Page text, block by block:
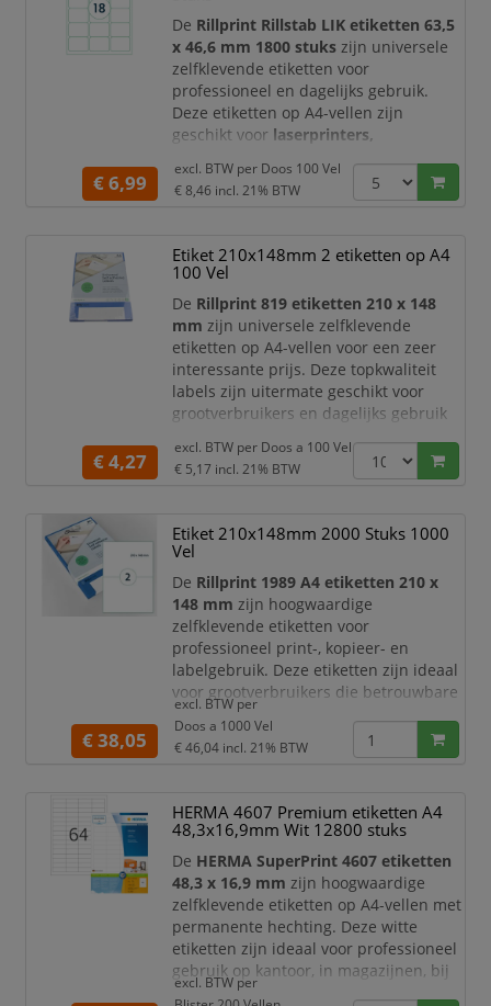
indeling zorgt voor een efficiënte
benutting van het
De Rillprint Rillstab LIK etiketten 63,5
x 46,6 mm 1800 stuks zijn universele
zelfklevende etiketten voor
professioneel en dagelijks gebruik.
Deze etiketten op A4-vellen zijn
geschikt voor laserprinters,
multifunctionele printers, waardoor u
eenvoudig duidelijke labels kunt
toepassingen.
Dankzij het praktische formaat van
x 46,6 mmzijn deze etiketten ideaal
voor adr
€ 6,99
excl. BTW per Doos 100 Vel
€ 8,46 incl. 21% BTW
Etiket 210x148mm 2 etiketten op A4
100 Vel
De Rillprint 819 etiketten 210 x 148
mm zijn universele zelfklevende
etiketten op A4-vellen voor een zeer
interessante prijs. Deze topkwaliteit
labels zijn uitermate geschikt voor
grootverbruikers en dagelijks gebruik
en commerciële labeltoepassingen.
verzendinformatie, productgegevens,
barcodes, inventarisnummers, farmace
€ 4,27
excl. BTW per Doos a 100 Vel
€ 5,17 incl. 21% BTW
Etiket 210x148mm 2000 Stuks 1000
Vel
De Rillprint 1989 A4 etiketten 210 x
148 mm zijn hoogwaardige
zelfklevende etiketten voor
professioneel print-, kopieer- en
labelgebruik. Deze etiketten zijn ideaal
voor grootverbruikers die betrouwbare
labels nodig hebben voor verzending,
productinformatie, inventaris,
archivering, magazijnbeheer en
De etiketten zijn gegarandeerd
geschikt voorinkjetprinters,
laserprinters en kopieerapparaten.
Daarnaast
€ 38,05
excl. BTW per
Doos a 1000 Vel
€ 46,04 incl. 21% BTW
HERMA 4607 Premium etiketten A4
48,3x16,9mm Wit 12800 stuks
De HERMA SuperPrint 4607 etiketten
48,3 x 16,9 mm zijn hoogwaardige
zelfklevende etiketten op A4-vellen met
permanente hechting. Deze witte
etiketten zijn ideaal voor professioneel
gebruik op kantoor, in magazijnen, bij
verzending, archivering, administratie
excl. BTW per